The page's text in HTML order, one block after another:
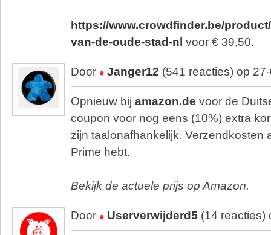
https://www.crowdfinder.be/
van-de-oude-stad-nl voor € 39,50.
Door Janger12 (541 reacties) op
Opnieuw bij amazon.de voor de
coupon voor nog eens (10%) extra
zijn taalonafhankelijk. Verzendkosten
Prime hebt.
Bekijk de actuele prijs op Amazon.
Door Userverwijderd5 (14 reacties)